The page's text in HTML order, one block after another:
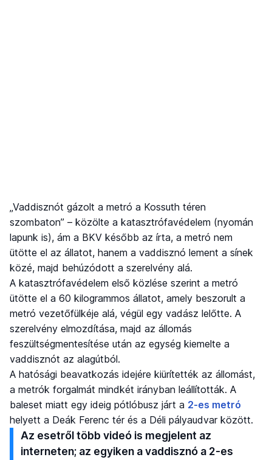
„Vaddisznót gázolt a metró a Kossuth téren
szombaton” – közölte a katasztrófavédelem (nyomán
lapunk is), ám a BKV később az írta, a metró nem
ütötte el az állatot, hanem a vaddisznó lement a sínek
közé, majd behúzódott a szerelvény alá.
A katasztrófavédelem első közlése szerint a metró
ütötte el a 60 kilogrammos állatot, amely beszorult a
metró vezetőfülkéje alá, végül egy vadász lelőtte. A
szerelvény elmozdítása, majd az állomás
feszültségmentesítése után az egység kiemelte a
vaddisznót az alagútból.
A hatósági beavatkozás idejére kiürítették az állomást,
a metrók forgalmát mindkét irányban leállították. A
baleset miatt egy ideig pótlóbusz járt a 2-es metró
helyett a Deák Ferenc tér és a Déli pályaudvar között.
Az esetről több videó is megjelent az
interneten; az egyiken a vaddisznó a 2-es